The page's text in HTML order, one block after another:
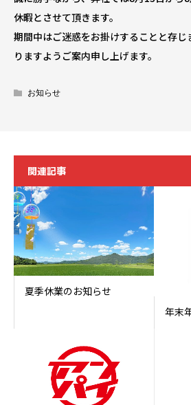
休暇とさせて頂きます。
期間中はご迷惑をお掛けすることと存
りますようご案内申し上げます。
お知らせ
関連記事
夏季休業のお知らせ
年末